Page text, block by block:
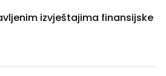
izvještajima finansijske